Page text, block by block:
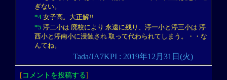
ぎない。
*4女子高。大正解!!
*5 渟二小は 廃校により 永遠に残り、渟一小と渟三小は 渟
西小と渟南小に浸蝕され 取って代わられてしまう。・・な
んてね。
Tada/JA7KPI : 2019年12月31日(火)
[コメントを投稿する]